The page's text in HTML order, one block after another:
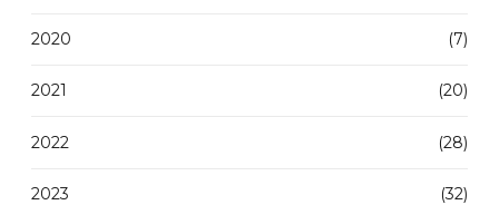
2020 (7)
2021 (20)
2022 (28)
2023 (32)